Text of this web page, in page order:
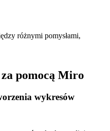
różnymi pomysłami,
pomocą Miro
wykresów